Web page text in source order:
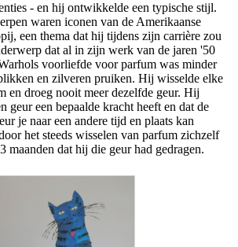
- en hij ontwikkelde een typische stijl.
waren iconen van de Amerikaanse
een thema dat hij tijdens zijn carrière zou
dat al in zijn werk van de jaren '50
voorliefde voor parfum was minder
en zilveren pruiken. Hij wisselde elke
en droeg nooit meer dezelfde geur. Hij
geur een bepaalde kracht heeft en dat de
je naar een andere tijd en plaats kan
het steeds wisselen van parfum zichzelf
maanden dat hij die geur had gedragen.